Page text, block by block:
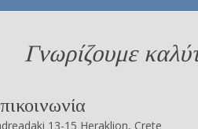
Γνωρίζουμε
13-15 Heraklion, Crete